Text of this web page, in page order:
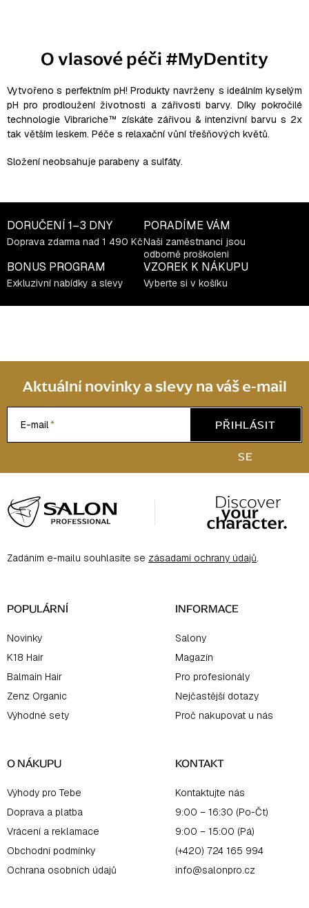
a
c
í
p
r
v
ý
p
i
s
u
O vlasové péči #MyDentity
Vytvořeno s perfektním pH! Produkty navrženy s ideálním kyselým
pH pro prodloužení životnosti a zářivosti barvy. Díky pokročilé
technologie Vibrariche™ získáte zářivou & intenzivní barvu s 2x
tak větším leskem. Péče s relaxační vůní třešňových květů.
Složení neobsahuje parabeny a sulfáty.
DORUČENÍ 1–3 DNY
Doprava zdarma nad 1 490 Kč
PORADÍME VÁM
Naši zaměstnanci jsou
odborně proškoleni
BONUS PROGRAM
Exkluzivní nabídky a slevy
VZOREK K NÁKUPU
Vyberte si v košíku
Aktuální novinky a slevy na váš e-mail
E-mail
PŘIHLÁSIT
SE
á
p
aZadáním e-mailu souhlasíte se zásadami ochrany údajů.
POPULÁRNÍ
Novinky
K18 Hair
Balmain Hair
Zenz Organic
Výhodné sety
INFORMACE
Salony
Magazín
Pro profesionály
Nejčastější dotazy
Proč nakupovat u nás
O NÁKUPU
Výhody pro Tebe
Doprava a platba
Vrácení a reklamace
Obchodní podmínky
Ochrana osobních údajů
KONTAKT
Kontaktujte nás
9:00 – 16:30 (Po-Čt)
9:00 – 15:00 (Pá)
(+420) 724 165 994
info@salonpro.cz